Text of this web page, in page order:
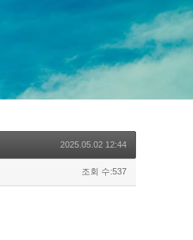
2025.05.02 12:44
조회 수:537